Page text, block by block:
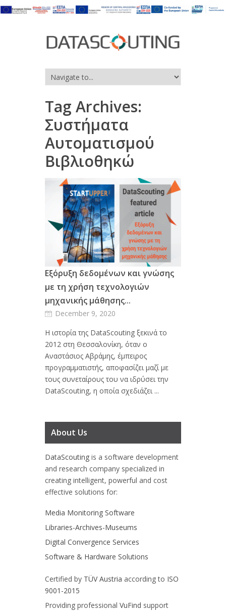
Tag Archives:
Συστήματα
Αυτοματισμού
Βιβλιοθηκώ
Εξόρυξη δεδομένων και γνώσης
με τη χρήση τεχνολογιών
μηχανικής μάθησης...
December 9, 2020
Η ιστορία της DataScouting ξεκινά το
2012 στη Θεσσαλονίκη, όταν ο
Αναστάσιος Αβράμης, έμπειρος
προγραμματιστής, αποφασίζει μαζί με
τους συνεταίρους του να ιδρύσει την
DataScouting, η οποία σχεδιάζει ...
About Us
DataScouting is a software development
and research company specialized in
creating intelligent, powerful and cost
effective solutions for:
Media Monitoring Software
Libraries-Archives-Museums
Digital Convergence Services
Software & Hardware Solutions
Certified by TÜV Austria according to ISO
9001-2015
Providing professional VuFind support